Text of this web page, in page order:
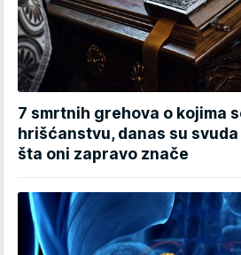
7 smrtnih grehova o kojima
hrišćanstvu, danas su
šta oni zapravo znače